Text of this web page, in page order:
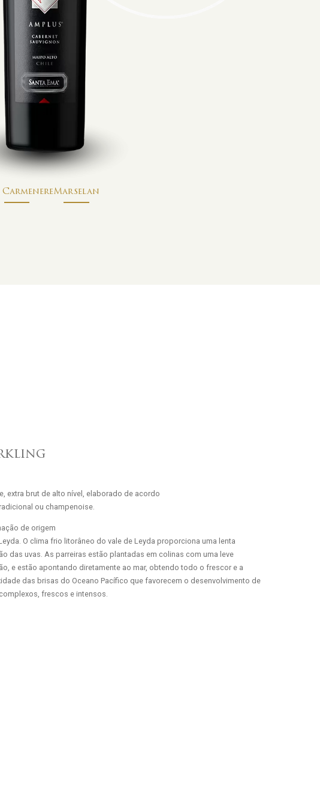
CarmenereMarselan
extra brut de alto nível, elaborado de acordo
ou champenoise.
de origem
O clima frio litorâneo do vale de Leyda proporciona uma lenta
das uvas. As parreiras estão plantadas em colinas com uma leve
e estão apontando diretamente ao mar, obtendo todo o frescor e a
das brisas do Oceano Pacífico que favorecem o desenvolvimento de
frescos e intensos.